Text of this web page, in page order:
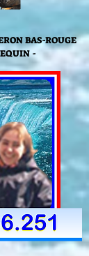
BAS-ROUGE
-